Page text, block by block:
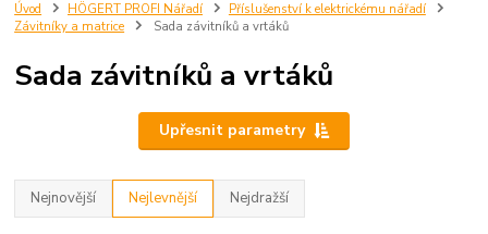
Úvod HÖGERT PROFI Nářadí
Příslušenství k elektrickému nářadí
Závitníky a matrice
Sada závitníků a vrtáků
Sada závitníků a vrtáků
Upřesnit parametry
Nejnovější Nejlevnější Nejdražší